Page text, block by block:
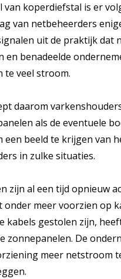
van koperdiefstal is er
van netbeheerders
uit de praktijk dat
en benadeelde
te veel stroom.
daarom
als de eventuele
een beeld te krijgen van
in zulke situaties.
zijn al een tijd opnieuw
onder meer voorzien op
kabels gestolen zijn,
zonnepanelen. De
meer netstroom